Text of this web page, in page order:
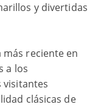
y divertidas
reciente en
a los
visitantes
clásicas de